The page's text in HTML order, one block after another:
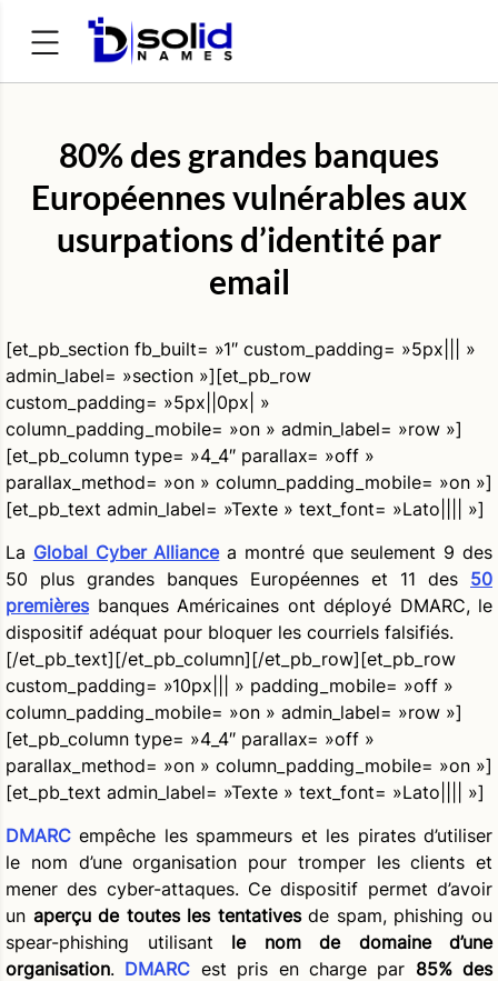
80% des grandes banques
Européennes vulnérables aux
usurpations d’identité par
email
[et_pb_section fb_built= »1″ custom_padding= »5px||| »
admin_label= »section »][et_pb_row
custom_padding= »5px||0px| »
column_padding_mobile= »on » admin_label= »row »]
[et_pb_column type= »4_4″ parallax= »off »
parallax_method= »on » column_padding_mobile= »on »]
[et_pb_text admin_label= »Texte » text_font= »Lato|||| »]
La Global Cyber Alliancea montré que seulement 9 des
50 plus grandes banques Européennes et 11 des 50
premièresbanques Américaines ont déployé DMARC, le
dispositif adéquat pour bloquer les courriels falsifiés.
[/et_pb_text][/et_pb_column][/et_pb_row][et_pb_row
custom_padding= »10px||| » padding_mobile= »off »
column_padding_mobile= »on » admin_label= »row »]
[et_pb_column type= »4_4″ parallax= »off »
parallax_method= »on » column_padding_mobile= »on »]
[et_pb_text admin_label= »Texte » text_font= »Lato|||| »]
DMARC empêche les spammeurs et les pirates d’utiliser
le nom d’une organisation pour tromper les clients et
mener des cyber-attaques. Ce dispositif permet d’avoir
un aperçu de toutes les tentativesde spam, phishing ou
spear-phishing utilisant le nom de domaine d’une
organisation. DMARC est pris en charge par 85% des